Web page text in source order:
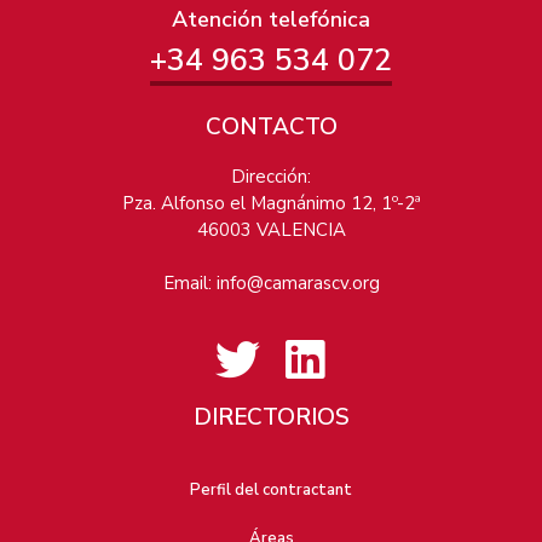
Atención telefónica
+34 963 534 072
CONTACTO
Dirección:
Pza. Alfonso el Magnánimo 12, 1º-2ª
46003 VALENCIA
Email: info@camarascv.org
DIRECTORIOS
Perfil del contractant